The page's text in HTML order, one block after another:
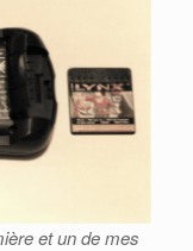
et un de mes